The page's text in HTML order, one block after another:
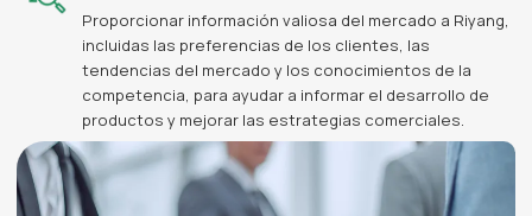
Proporcionar información valiosa del mercado a Riyang,
incluidas las preferencias de los clientes, las
tendencias del mercado y los conocimientos de la
competencia, para ayudar a informar el desarrollo de
productos y mejorar las estrategias comerciales.